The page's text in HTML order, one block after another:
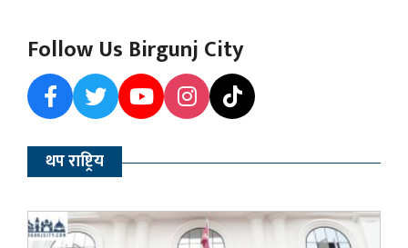
Follow Us Birgunj City
थप राष्ट्रिय